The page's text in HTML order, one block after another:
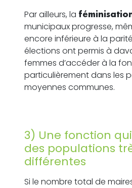
Par ailleurs, la
municipaux progresse,
encore inférieure à la
élections ont permis à
femmes d’accéder à la
particulièrement dans les
moyennes communes.
3) Une fonction
des populations
différentes
Si le nombre total de